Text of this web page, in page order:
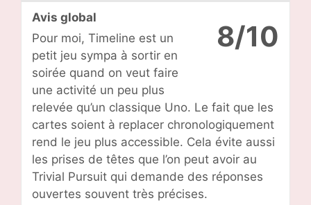
8/10
Avis global
Pour moi, Timeline est un
petit jeu sympa à sortir en
soirée quand on veut faire
une activité un peu plus
relevée qu’un classique Uno. Le fait que les
cartes soient à replacer chronologiquement
rend le jeu plus accessible. Cela évite aussi
les prises de têtes que l’on peut avoir au
Trivial Pursuit qui demande des réponses
ouvertes souvent très précises.